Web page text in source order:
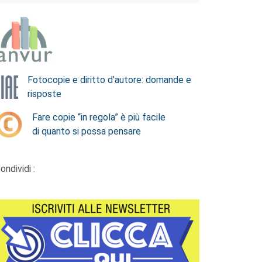
Fotocopie e diritto d’autore: domande e
risposte
Fare copie “in regola” è più facile
di quanto si possa pensare
: